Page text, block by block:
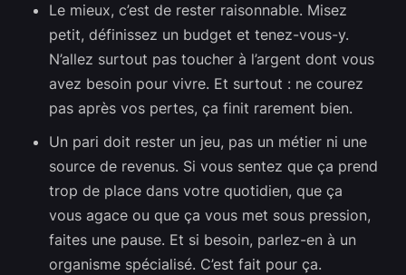
Le mieux, c’est de rester raisonnable. Misez
petit, définissez un budget et tenez-vous-y.
N’allez surtout pas toucher à l’argent dont vous
avez besoin pour vivre. Et surtout : ne courez
pas après vos pertes, ça finit rarement bien.
Un pari doit rester un jeu, pas un métier ni une
source de revenus. Si vous sentez que ça prend
trop de place dans votre quotidien, que ça
vous agace ou que ça vous met sous pression,
faites une pause. Et si besoin, parlez-en à un
organisme spécialisé. C’est fait pour ça.